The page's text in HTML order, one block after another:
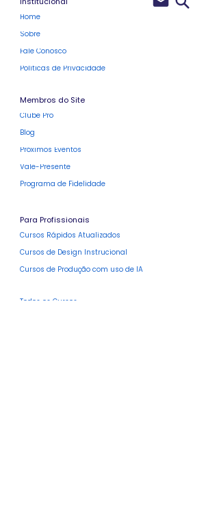
Home
Sobre
Fale Conosco
Políticas de Privacidade
Membros do Site
Clube Pro
Blog
Próximos Eventos
Vale-Presente
Programa de Fidelidade
Para Profissionais
Cursos Rápidos Atualizados
Cursos de Design Instrucional
Cursos de Produção com uso de IA
Todos os Cursos